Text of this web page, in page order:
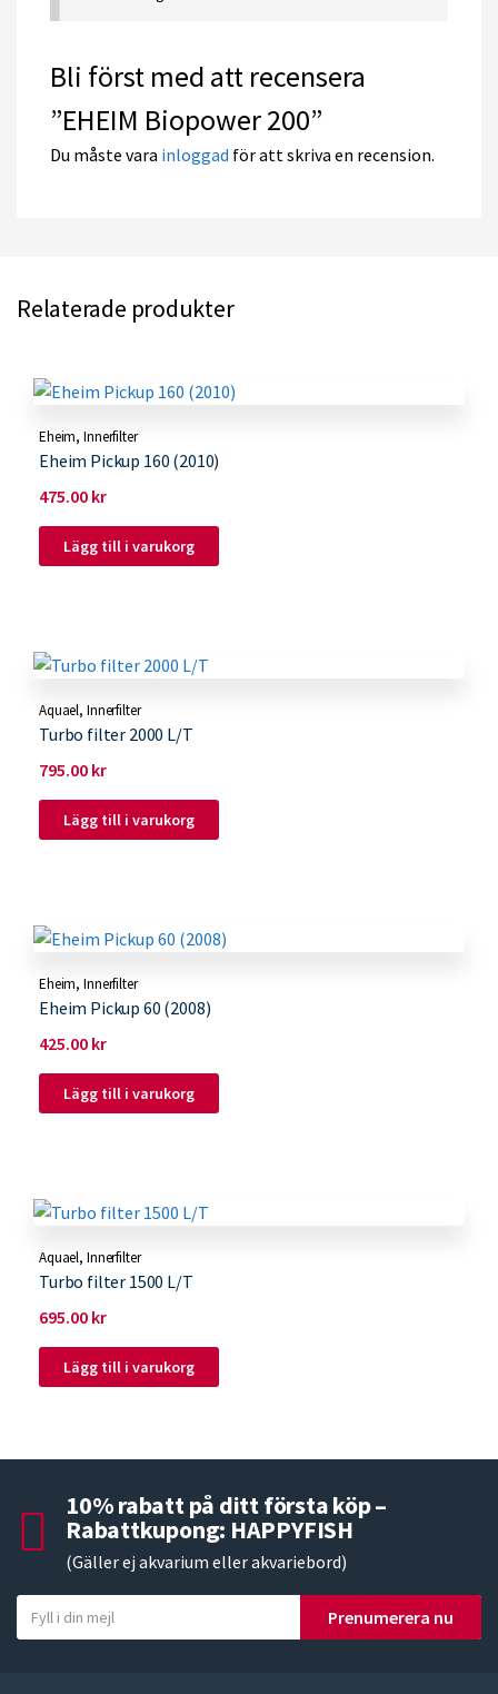
Bli först med att recensera
”EHEIM Biopower 200”
Du måste vara inloggad för att skriva en recension.
Relaterade produkter
Eheim,Innerfilter
Eheim Pickup 160 (2010)
475.00 kr
Lägg till i varukorg
Aquael, Innerfilter
Turbo filter 2000 L/T
795.00 kr
Lägg till i varukorg
Eheim,Innerfilter
Eheim Pickup 60 (2008)
425.00 kr
Lägg till i varukorg
Aquael, Innerfilter
Turbo filter 1500 L/T
695.00 kr
Lägg till i varukorg
10% rabatt på ditt första köp –
Rabattkupong: HAPPYFISH
(Gäller ej akvarium eller akvariebord)
o
Prenumerera nu